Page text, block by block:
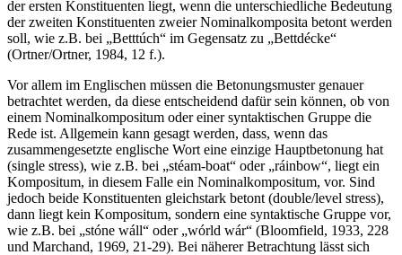
der ersten Konstituenten liegt, wenn die unterschiedliche Bedeutung
der zweiten Konstituenten zweier Nominalkomposita betont werden
soll, wie z.B. bei „Betttúch“ im Gegensatz zu „Bettdécke“
(Ortner/Ortner, 1984, 12 f.).
Vor allem im Englischen müssen die Betonungsmuster genauer
betrachtet werden, da diese entscheidend dafür sein können, ob von
einem Nominalkompositum oder einer syntaktischen Gruppe die
Rede ist. Allgemein kann gesagt werden, dass, wenn das
zusammengesetzte englische Wort eine einzige Hauptbetonung hat
(single stress), wie z.B. bei „stéam-boat“ oder „ráinbow“, liegt ein
Kompositum, in diesem Falle ein Nominalkompositum, vor. Sind
jedoch beide Konstituenten gleichstark betont (double/level stress),
dann liegt kein Kompositum, sondern eine syntaktische Gruppe vor,
wie z.B. bei „stóne wáll“ oder „wórld wár“ (Bloomfield, 1933, 228
und Marchand, 1969, 21-29). Bei näherer Betrachtung lässt sich